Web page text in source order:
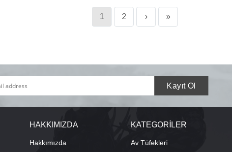
1 2 › »
HAKKIMIZDA
Hakkımızda
KATEGORİLER
Av Tüfekleri